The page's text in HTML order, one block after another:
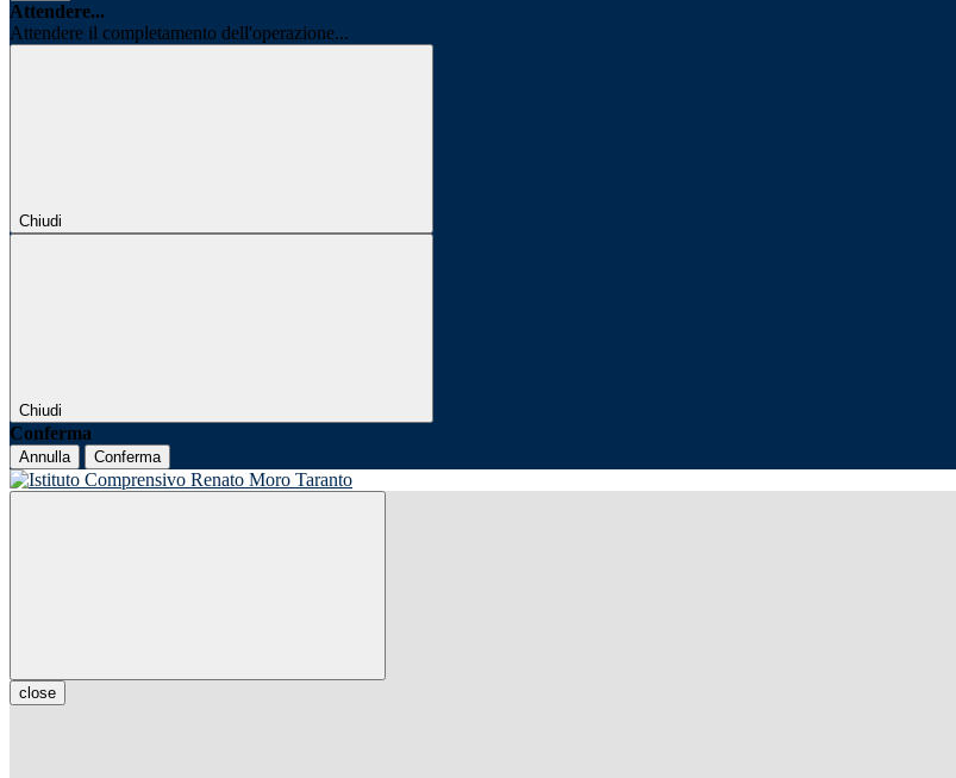
Attendere...
Attendere il completamento dell'operazione...
Chiudi
Chiudi
Conferma
Annulla Conferma
close